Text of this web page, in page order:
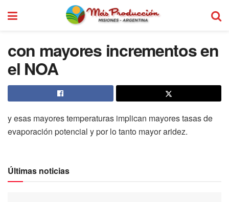
con mayores incrementos en
el NOA
y esas mayores temperaturas implican mayores tasas de
evaporación potencial y por lo tanto mayor aridez.
Últimas noticias